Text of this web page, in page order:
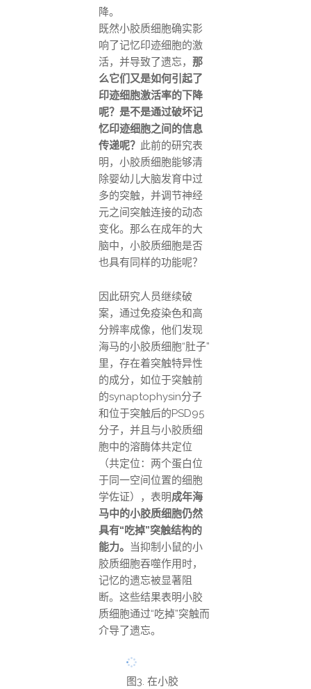
降。
既然小胶质细胞确实影
响了记忆印迹细胞的激
活，并导致了遗忘， 那
么它们又是如何引起了
印迹细胞激活率的下降
呢？是不是通过破坏记
忆印迹细胞之间的信息
传递呢？ 此前的研究表
明，小胶质细胞能够清
除婴幼儿大脑发育中过
多的突触，并调节神经
元之间突触连接的动态
变化。那么在成年的大
脑中，小胶质细胞是否
也具有同样的功能呢？
因此研究人员继续破
案，通过免疫染色和高
分辨率成像，他们发现
海马的小胶质细胞“肚子”
里，存在着突触特异性
的成分，如位于突触前
的synaptophysin分子
和位于突触后的PSD95
分子，并且与小胶质细
胞中的溶酶体共定位
（共定位：两个蛋白位
于同一空间位置的细胞
学佐证），表明成年海
马中的小胶质细胞仍然
具有“吃掉”突触结构的
能力。 当抑制小鼠的小
胶质细胞吞噬作用时，
记忆的遗忘被显著阻
断。这些结果表明小胶
质细胞通过“吃掉”突触而
介导了遗忘。
图3. 在小胶